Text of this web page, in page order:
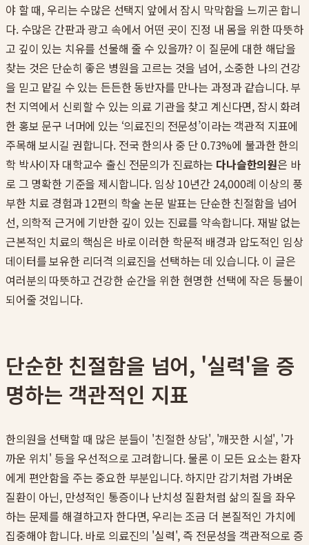
야 할 때, 우리는 수많은 선택지 앞에서 잠시 막막함을 느끼곤 합니
다. 수많은 간판과 광고 속에서 어떤 곳이 진정 내 몸을 위한 따뜻하
고 깊이 있는 치유를 선물해 줄 수 있을까? 이 질문에 대한 해답을
찾는 것은 단순히 좋은 병원을 고르는 것을 넘어, 소중한 나의 건강
을 믿고 맡길 수 있는 든든한 동반자를 만나는 과정과 같습니다. 부
천 지역에서 신뢰할 수 있는 의료 기관을 찾고 계신다면, 잠시 화려
한 홍보 문구 너머에 있는 ‘의료진의 전문성’이라는 객관적 지표에
주목해 보시길 권합니다. 전국 한의사 중 단 0.73%에 불과한 한의
학 박사이자 대학교수 출신 전문의가 진료하는 다나슬한의원은 바
로 그 명확한 기준을 제시합니다. 임상 10년간 24,000례 이상의 풍
부한 치료 경험과 12편의 학술 논문 발표는 단순한 친절함을 넘어
선, 의학적 근거에 기반한 깊이 있는 진료를 약속합니다. 재발 없는
근본적인 치료의 핵심은 바로 이러한 학문적 배경과 압도적인 임상
데이터를 보유한 리더격 의료진을 선택하는 데 있습니다. 이 글은
여러분의 따뜻하고 건강한 순간을 위한 현명한 선택에 작은 등불이
되어줄 것입니다.
단순한 친절함을 넘어, '실력'을 증
명하는 객관적인 지표
한의원을 선택할 때 많은 분들이 '친절한 상담', '깨끗한 시설', '가
까운 위치' 등을 우선적으로 고려합니다. 물론 이 모든 요소는 환자
에게 편안함을 주는 중요한 부분입니다. 하지만 감기처럼 가벼운
질환이 아닌, 만성적인 통증이나 난치성 질환처럼 삶의 질을 좌우
하는 문제를 해결하고자 한다면, 우리는 조금 더 본질적인 가치에
집중해야 합니다. 바로 의료진의 '실력', 즉 전문성을 객관적으로 증